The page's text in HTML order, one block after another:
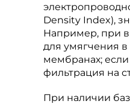
Density Index),
Например, при
для умягчения в
мембранах;
фильтрация на
При наличии